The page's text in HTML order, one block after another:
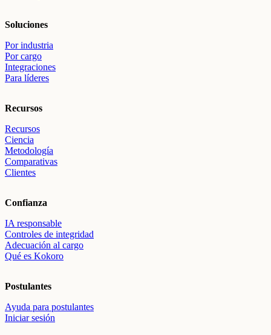
Soluciones
Por industria
Por cargo
Integraciones
Para líderes
Recursos
Recursos
Ciencia
Metodología
Comparativas
Clientes
Confianza
IA responsable
Controles de integridad
Adecuación al cargo
Qué es Kokoro
Postulantes
Ayuda para postulantes
Iniciar sesión